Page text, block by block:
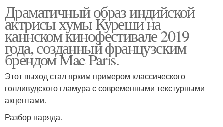
Драматичный образ индийской
актрисы хумы Куреши на
каннском кинофестивале 2019
года, созданный французским
брендом Mae Paris.
Этот выход стал ярким примером классического
голливудского гламура с современными текстурными
акцентами.
Разбор наряда.